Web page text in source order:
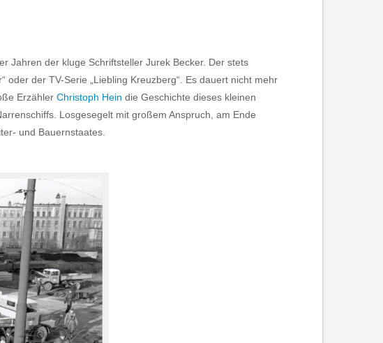
Jahren der kluge Schriftsteller Jurek Becker. Der stets
der TV-Serie „Liebling Kreuzberg“. Es dauert nicht mehr
Erzähler Christoph Hein die Geschichte dieses kleinen
Losgesegelt mit großem Anspruch, am Ende
und Bauernstaates.